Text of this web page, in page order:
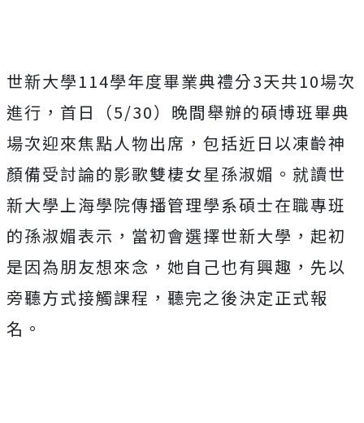
世新大學114學年度畢業典禮分3天共10場次
進行，首日（5/30）晚間舉辦的碩博班畢典
場次迎來焦點人物出席，包括近日以凍齡神
顏備受討論的影歌雙棲女星孫淑媚。就讀世
新大學上海學院傳播管理學系碩士在職專班
的孫淑媚表示，當初會選擇世新大學，起初
是因為朋友想來念，她自己也有興趣，先以
旁聽方式接觸課程，聽完之後決定正式報
名。